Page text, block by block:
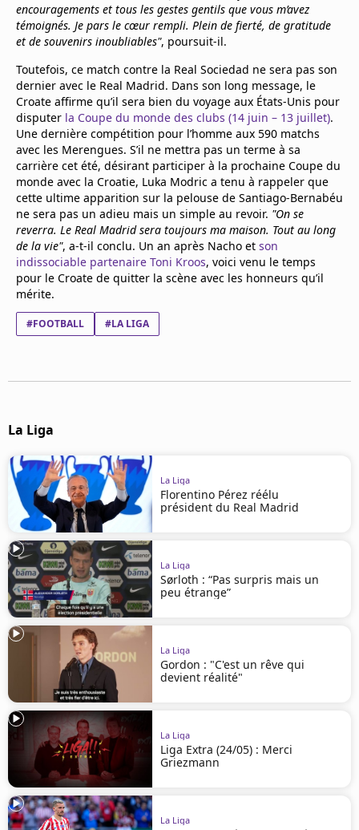
encouragements et tous les gestes gentils que vous m’avez
témoignés. Je pars le cœur rempli. Plein de fierté, de gratitude
et de souvenirs inoubliables", poursuit-il.
Toutefois, ce match contre la Real Sociedad ne sera pas son
dernier avec le Real Madrid. Dans son long message, le
Croate affirme qu’il sera bien du voyage aux États-Unis pour
disputer la Coupe du monde des clubs (14 juin – 13 juillet).
Une dernière compétition pour l’homme aux 590 matchs
avec les Merengues. S’il ne mettra pas un terme à sa
carrière cet été, désirant participer à la prochaine Coupe du
monde avec la Croatie, Luka Modric a tenu à rappeler que
cette ultime apparition sur la pelouse de Santiago-Bernabéu
ne sera pas un adieu mais un simple au revoir. "On se
reverra. Le Real Madrid sera toujours ma maison. Tout au long
de la vie", a-t-il conclu. Un an après Nacho et son
indissociable partenaire Toni Kroos, voici venu le temps
pour le Croate de quitter la scène avec les honneurs qu’il
mérite.
#FOOTBALL #LA LIGA
La Liga
La Liga
Florentino Pérez réélu
président du Real Madrid
La Liga
Sørloth : “Pas surpris mais un
peu étrange”
La Liga
Gordon : "C'est un rêve qui
devient réalité"
La Liga
Liga Extra (24/05) : Merci
Griezmann
La Liga